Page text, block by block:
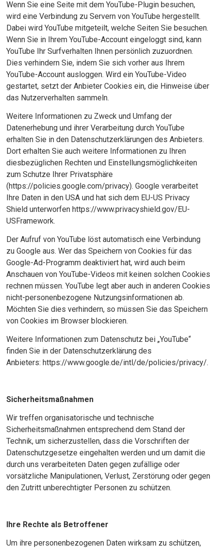
Wenn Sie eine Seite mit dem YouTube-Plugin besuchen,
wird eine Verbindung zu Servern von YouTube hergestellt.
Dabei wird YouTube mitgeteilt, welche Seiten Sie besuchen.
Wenn Sie in Ihrem YouTube-Account eingeloggt sind, kann
YouTube Ihr Surfverhalten Ihnen persönlich zuzuordnen.
Dies verhindern Sie, indem Sie sich vorher aus Ihrem
YouTube-Account ausloggen. Wird ein YouTube-Video
gestartet, setzt der Anbieter Cookies ein, die Hinweise über
das Nutzerverhalten sammeln.
Weitere Informationen zu Zweck und Umfang der
Datenerhebung und ihrer Verarbeitung durch YouTube
erhalten Sie in den Datenschutzerklärungen des Anbieters.
Dort erhalten Sie auch weitere Informationen zu Ihren
diesbezüglichen Rechten und Einstellungsmöglichkeiten
zum Schutze Ihrer Privatsphäre
(https://policies.google.com/privacy). Google verarbeitet
Ihre Daten in den USA und hat sich dem EU-US Privacy
Shield unterworfen https://www.privacyshield.gov/EU-
USFramework.
Der Aufruf von YouTube löst automatisch eine Verbindung
zu Google aus. Wer das Speichern von Cookies für das
Google-Ad-Programm deaktiviert hat, wird auch beim
Anschauen von YouTube-Videos mit keinen solchen Cookies
rechnen müssen. YouTube legt aber auch in anderen Cookies
nicht-personenbezogene Nutzungsinformationen ab.
Möchten Sie dies verhindern, so müssen Sie das Speichern
von Cookies im Browser blockieren.
Weitere Informationen zum Datenschutz bei „YouTube“
finden Sie in der Datenschutzerklärung des
Anbieters: https://www.google.de/intl/de/policies/privacy/.
Sicherheitsmaßnahmen
Wir treffen organisatorische und technische
Sicherheitsmaßnahmen entsprechend dem Stand der
Technik, um sicherzustellen, dass die Vorschriften der
Datenschutzgesetze eingehalten werden und um damit die
durch uns verarbeiteten Daten gegen zufällige oder
vorsätzliche Manipulationen, Verlust, Zerstörung oder gegen
den Zutritt unberechtigter Personen zu schützen.
Ihre Rechte als Betroffener
Um ihre personenbezogenen Daten wirksam zu schützen,